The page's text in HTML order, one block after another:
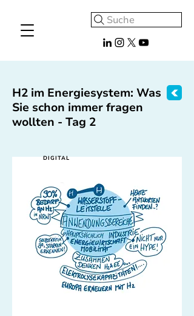
Suche
H2 im Energiesystem: Was
Sie schon immer fragen
wollten - Tag 2
DIGITAL